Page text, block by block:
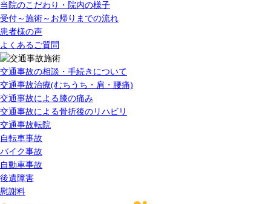
当院のこだわり・院内の様子
受付～施術～お帰りまでの流れ
患者様の声
よくあるご質問
交通事故の相談・手続きについて
交通事故治療(むちうち・肩・腰痛)
交通事故による膝の痛み
交通事故による骨折後のリハビリ
交通事故転院
自転車事故
バイク事故
自動車事故
後遺障害
慰謝料